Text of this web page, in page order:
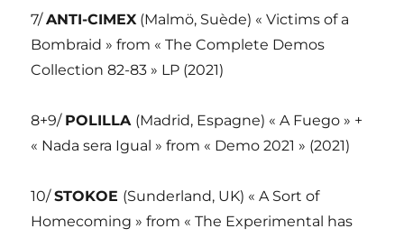
7/ANTI-CIMEX (Malmö, Suède) « Victims of a
Bombraid » from « The Complete Demos
Collection 82-83 » LP (2021)
8+9/ POLILLA (Madrid, Espagne) « A Fuego » +
« Nada sera Igual » from « Demo 2021 » (2021)
10/STOKOE (Sunderland, UK) « A Sort of
Homecoming » from « The Experimental has